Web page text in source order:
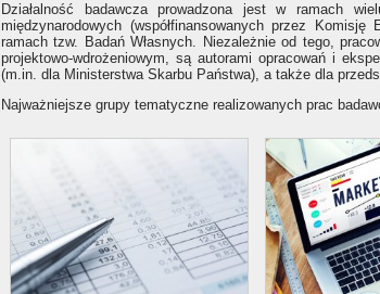
Działalność badawcza prowadzona jest w ramach
międzynarodowych (współfinansowanych przez
ramach tzw. Badań Własnych. Niezależnie od tego,
projektowo-wdrożeniowym, są autorami opracowań i
(m.in. dla Ministerstwa Skarbu Państwa), a także dla
Najważniejsze grupy tematyczne realizowanych prac